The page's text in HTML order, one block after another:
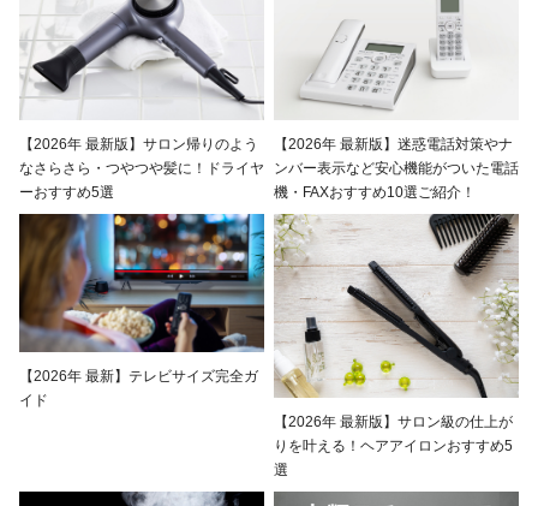
【2026年 最新版】サロン帰りのよう
なさらさら・つやつや髪に！ドライヤ
ーおすすめ5選
【2026年 最新版】迷惑電話対策やナ
ンバー表示など安心機能がついた電話
機・FAXおすすめ10選ご紹介！
【2026年 最新】テレビサイズ完全ガ
イド
【2026年 最新版】サロン級の仕上が
りを叶える！ヘアアイロンおすすめ5
選